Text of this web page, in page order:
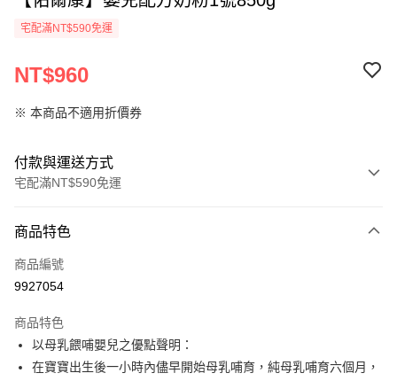
宅配滿NT$590免運
NT$960
※ 本商品不適用折價券
付款與運送方式
宅配滿NT$590免運
信用卡一次付款
LINE Pay
街口支付
悠遊付
商品特色
商品編號
9927054
商品特色
以母乳餵哺嬰兒之優點聲明：
在寶寶出生後一小時內儘早開始母乳哺育，純母乳哺育六個月，